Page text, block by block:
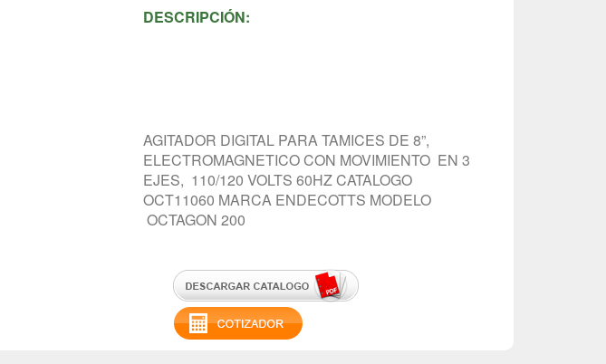
DESCRIPCIÓN:
AGITADOR DIGITAL PARA TAMICES DE 8”,
ELECTROMAGNETICO CON MOVIMIENTO EN 3
EJES, 110/120 VOLTS 60HZ CATALOGO
OCT11060 MARCA ENDECOTTS MODELO
OCTAGON 200